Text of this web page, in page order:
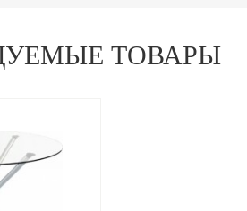
ТОВАРЫ